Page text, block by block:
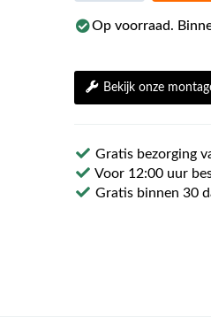
Op voorraad.
Bekijk onze
Gratis bezorging
Voor 12:00 uur
Gratis binnen 30